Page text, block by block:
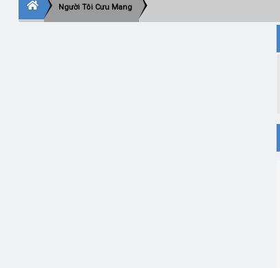
Người Tôi Cưu Mang